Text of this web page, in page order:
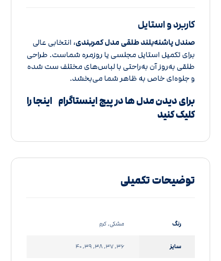
کاربرد و استایل
صندل پاشنه‌بلند طلقی مدل کمربندی، انتخابی عالی
برای تکمیل استایل مجلسی یا روزمره شماست. طراحی
طلقی به‌روز آن به‌راحتی با لباس‌های مختلف ست شده
و جلوه‌ای خاص به ظاهر شما می‌بخشد.
برای دیدن مدل ها در پیج اینستاگرام اینجا را
کلیک کنید
توضیحات تکمیلی
رنگ مشکی, کرم
سایز 36, 37, 38, 39, 40